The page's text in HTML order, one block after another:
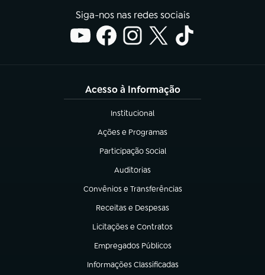
Siga-nos nas redes sociais
Acesso à Informação
Institucional
(abre em nova aba)
Ações e Programas
(abre em nova aba)
Participação Social
(abre em nova aba)
Auditorias
(abre em nova aba)
Convênios e Transferências
(abre em nova aba)
Receitas e Despesas
(abre em nova aba)
Licitações e Contratos
(abre em nova aba)
Empregados Públicos
(abre em nova aba)
Informações Classificadas
(abre em nova aba)